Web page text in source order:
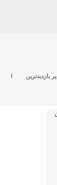
پر بازدیدترین